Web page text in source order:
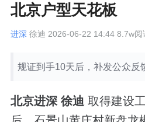
北京户型天花板
进深 徐迪 2026-06-22 14:44 8.7w阅
规证到手10天后，补发公众反
北京进深 徐迪 取得建设